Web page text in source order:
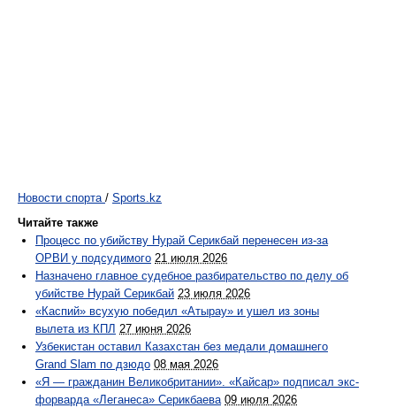
Новости спорта / Sports.kz
Читайте также
Процесс по убийству Нурай Серикбай перенесен из-за
ОРВИ у подсудимого 21 июля 2026
Назначено главное судебное разбирательство по делу об
убийстве Нурай Серикбай 23 июля 2026
«Каспий» всухую победил «Атырау» и ушел из зоны
вылета из КПЛ 27 июня 2026
Узбекистан оставил Казахстан без медали домашнего
Grand Slam по дзюдо 08 мая 2026
«Я — гражданин Великобритании». «Кайсар» подписал экс-
форварда «Леганеса» Серикбаева 09 июля 2026